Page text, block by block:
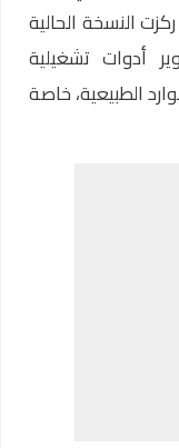
النسخة الحالية
أدوات تشغيلية
الطبيعية، خاصة